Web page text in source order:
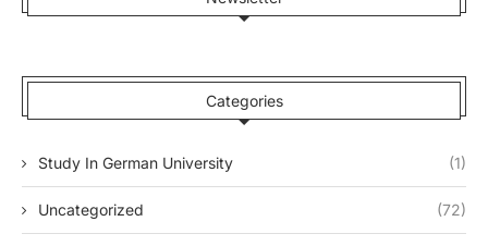
Categories
Study In German University (1)
Uncategorized (72)